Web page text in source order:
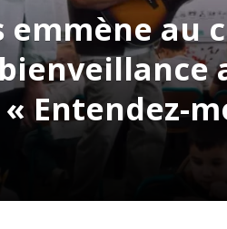
emmène au
Entendez-